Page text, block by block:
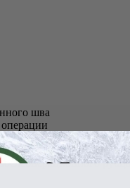
шва
рубца
рубца